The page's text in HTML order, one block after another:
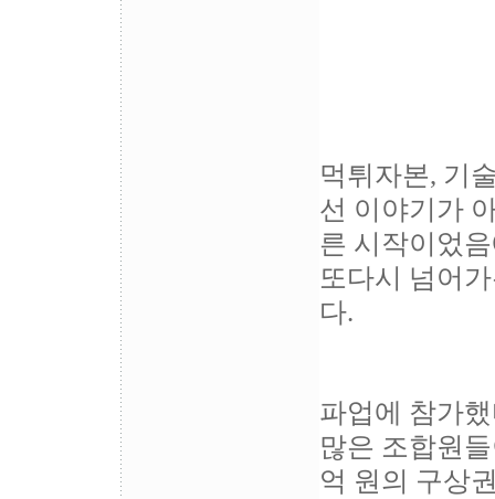
먹튀자본, 기
선 이야기가
른 시작이었
또다시 넘어
다.
파업에 참가
많은 조합원
억 원의 구상